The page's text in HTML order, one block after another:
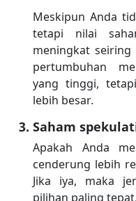
Meskipun Anda
tetapi nilai
meningkat seiring
pertumbuhan
yang tinggi,
lebih besar.
Saham
Apakah Anda
cenderung lebih
Jika iya, maka
pilihan paling tepat.